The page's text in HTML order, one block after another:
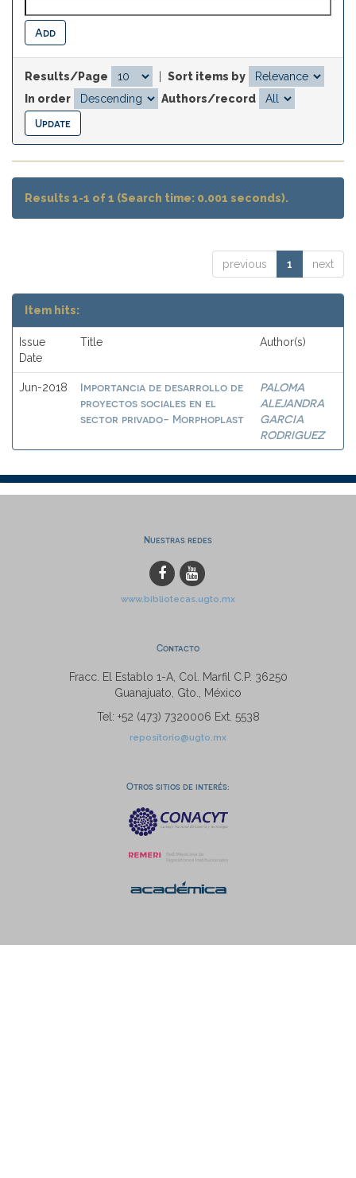
Results/Page
Sort items by
In order
Authors/record
Results 1-1 of 1 (Search time: 0.001 seconds).
previous 1 next
Item hits:
Issue
Date
Title Author(s)
Jun-2018
Importancia de desarrollo de
proyectos sociales en el
sector privado- Morphoplast
PALOMA
ALEJANDRA
GARCIA
RODRIGUEZ
Nuestras redes
www.bibliotecas.ugto.mx
Contacto
Fracc. El Establo 1-A, Col. Marfil C.P. 36250
Guanajuato, Gto., México
Tel: +52 (473) 7320006 Ext. 5538
repositorio@ugto.mx
Otros sitios de interés: